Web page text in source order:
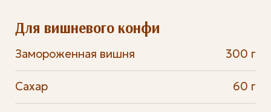
Для вишневого конфи
Замороженная вишня 300 г
Сахар 60 г